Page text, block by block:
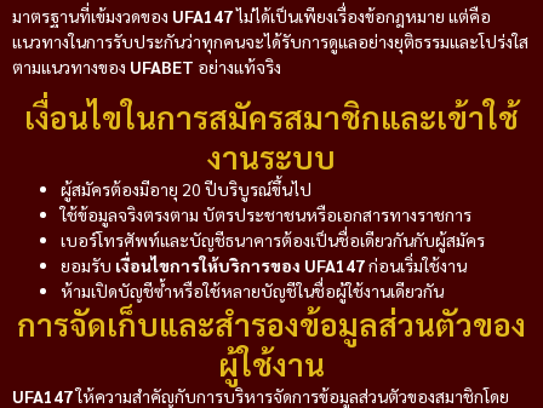
มาตรฐานที่เข้มงวดของ UFA147ไม่ได้เป็นเพียงเรื่องข้อกฎหมาย แต่คือ
แนวทางในการรับประกันว่าทุกคนจะได้รับการดูแลอย่างยุติธรรมและโปร่งใส
ตามแนวทางของ UFABET อย่างแท้จริง
เงื่อนไขในการสมัครสมาชิกและเข้าใช้
งานระบบ
ผู้สมัครต้องมีอายุ 20 ปีบริบูรณ์ขึ้นไป
ใช้ข้อมูลจริงตรงตาม บัตรประชาชนหรือเอกสารทางราชการ
เบอร์โทรศัพท์และบัญชีธนาคารต้องเป็นชื่อเดียวกันกับผู้สมัคร
ยอมรับ เงื่อนไขการให้บริการของ UFA147ก่อนเริ่มใช้งาน
ห้ามเปิดบัญชีซ้ำหรือใช้หลายบัญชีในชื่อผู้ใช้งานเดียวกัน
การจัดเก็บและสำรองข้อมูลส่วนตัวของ
ผู้ใช้งาน
UFA147ให้ความสำคัญกับการบริหารจัดการข้อมูลส่วนตัวของสมาชิกโดย